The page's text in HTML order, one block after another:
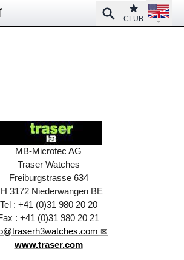
SearchClub
CLUB
Open
MB-Microtec AG
Traser Watches
Freiburgstrasse 634
3172 Niederwangen BE
Tel : +41 (0)31 980 20 20
: +41 (0)31 980 20 21
www.traser.com